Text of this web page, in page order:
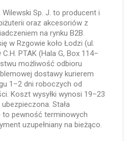
Wilewski Sp. J. to producent i
oraz akcesoriów z
na rynku B2B.
w Rzgowie koło Łodzi (ul.
PTAK (Hala G, Box 114–
możliwość odbioru
dostawy kurierem
1–2 dni roboczych od
Koszt wysyłki wynosi 19–23
Stała
to pewność terminowych
uzupełniany na bieżąco.